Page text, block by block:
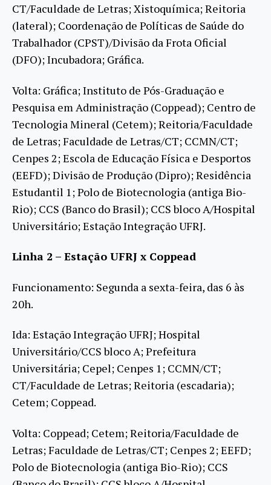
CT/Faculdade de Letras; Xistoquímica; Reitoria
(lateral); Coordenação de Políticas de Saúde do
Trabalhador (CPST)/Divisão da Frota Oficial
(DFO); Incubadora; Gráfica.
Volta: Gráfica; Instituto de Pós-Graduação e
Pesquisa em Administração (Coppead); Centro de
Tecnologia Mineral (Cetem); Reitoria/Faculdade
de Letras; Faculdade de Letras/CT; CCMN/CT;
Cenpes 2; Escola de Educação Física e Desportos
(EEFD); Divisão de Produção (Dipro); Residência
Estudantil 1; Polo de Biotecnologia (antiga Bio-
Rio); CCS (Banco do Brasil); CCS bloco A/Hospital
Universitário; Estação Integração UFRJ.
Linha 2 – Estação UFRJ x Coppead
Funcionamento: Segunda a sexta-feira, das 6 às
20h.
Ida: Estação Integração UFRJ; Hospital
Universitário/CCS bloco A; Prefeitura
Universitária; Cepel; Cenpes 1; CCMN/CT;
CT/Faculdade de Letras; Reitoria (escadaria);
Cetem; Coppead.
Volta: Coppead; Cetem; Reitoria/Faculdade de
Letras; Faculdade de Letras/CT; Cenpes 2; EEFD;
Polo de Biotecnologia (antiga Bio-Rio); CCS